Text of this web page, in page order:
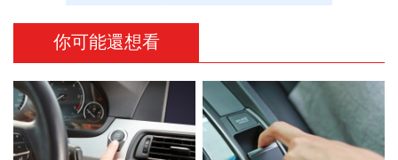
你可能還想看